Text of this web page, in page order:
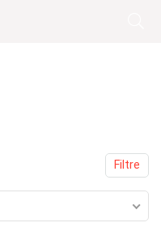
Filtre